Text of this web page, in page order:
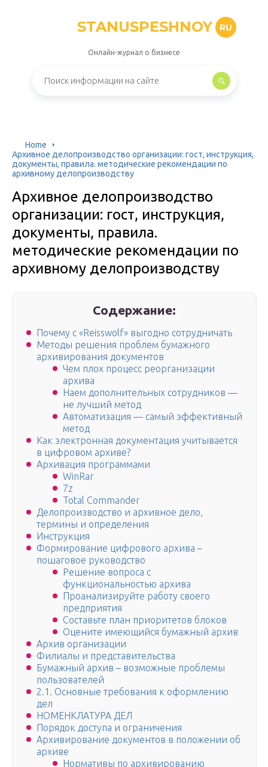
STANUSPESHNOY RU
Онлайн-журнал о бизнесе
Home
Архивное делопроизводство организации: гост, инструкция,
документы, правила. методические рекомендации по
архивному делопроизводству
Архивное делопроизводство
организации: гост, инструкция,
документы, правила.
методические рекомендации по
архивному делопроизводству
Содержание:
Почему с «Reisswolf» выгодно сотрудничать
Методы решения проблем бумажного
архивирования документов
Чем плох процесс реорганизации
архива
Наем дополнительных сотрудников —
не лучший метод
Автоматизация — самый эффективный
метод
Как электронная документация учитывается
в цифровом архиве?
Архивация программами
WinRar
7z
Total Commander
Делопроизводство и архивное дело,
термины и определения
Инструкция
Формирование цифрового архива –
пошаговое руководство
Решение вопроса с
функциональностью архива
Проанализируйте работу своего
предприятия
Составьте план приоритетов блоков
Оцените имеющийся бумажный архив
Архив организации
Филиалы и представительства
Бумажный архив – возможные проблемы
пользователей
2.1. Основные требования к оформлению
дел
НОМЕНКЛАТУРА ДЕЛ
Порядок доступа и ограничения
Архивирование документов в положении об
архиве
Нормативы по архивированию